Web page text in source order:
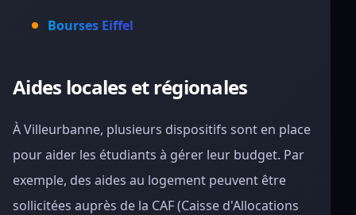
Bourses Eiffel
Aides locales et régionales
À Villeurbanne, plusieurs dispositifs sont en place
pour aider les étudiants à gérer leur budget. Par
exemple, des aides au logement peuvent être
sollicitées auprès de la CAF (Caisse d'Allocations